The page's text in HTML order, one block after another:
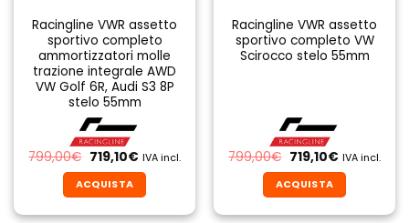
Racingline VWR assetto
sportivo completo
ammortizzatori molle
trazione integrale AWD
VW Golf 6R, Audi S3 8P
stelo 55mm
799,00€ Il
prezzo
originale
era:
799,00€.
719,10€Il
attuale
è:
719,10€.
IVA incl.
ACQUISTA
Racingline VWR assetto
sportivo completo VW
Scirocco stelo 55mm
799,00€ Il
prezzo
originale
era:
799,00€.
719,10€Il
attuale
è:
719,10€.
IVA incl.
ACQUISTA